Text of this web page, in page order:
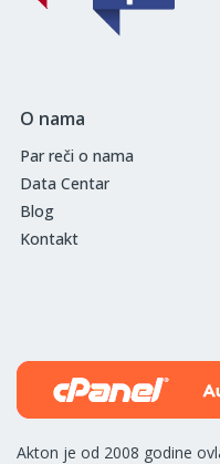
O nama
Par reči o nama
Data Centar
Blog
Kontakt
Akton je od 2008 godine